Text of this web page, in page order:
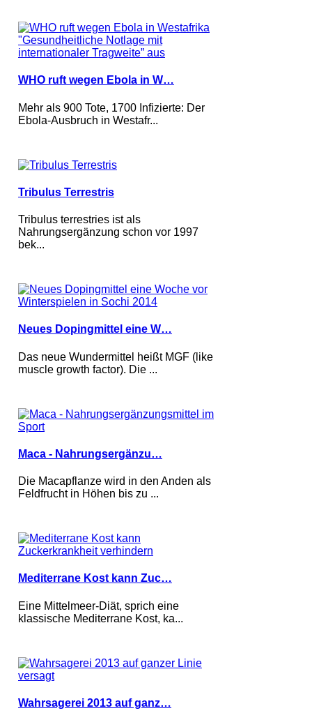
WHO ruft wegen Ebola in W…
Mehr als 900 Tote, 1700 Infizierte: Der
Ebola-Ausbruch in Westafr...
Tribulus Terrestris
Tribulus terrestries ist als
Nahrungsergänzung schon vor 1997
bek...
Neues Dopingmittel eine W…
Das neue Wundermittel heißt MGF (like
muscle growth factor). Die ...
Maca - Nahrungsergänzu…
Die Macapflanze wird in den Anden als
Feldfrucht in Höhen bis zu ...
Mediterrane Kost kann Zuc…
Eine Mittelmeer-Diät, sprich eine
klassische Mediterrane Kost, ka...
Wahrsagerei 2013 auf ganz…